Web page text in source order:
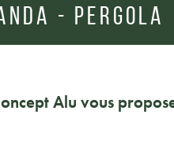
- PERGOLA
Alu vous